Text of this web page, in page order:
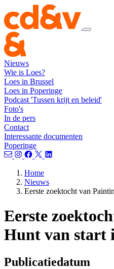
Nieuws
Wie is Loes?
Loes in Brussel
Loes in Poperinge
Podcast 'Tussen krijt en beleid'
Foto's
In de pers
Contact
Interessante documenten
Poperinge
Home
Nieuws
Eerste zoektocht van
Eerste
Hunt van start
Publicatiedatum